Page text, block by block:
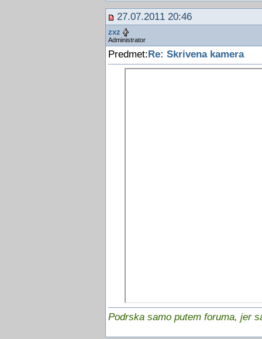
27.07.2011 20:46
zxz
Administrator
Predmet: Re: Skrivena kamera
Podrska samo putem foruma, jer